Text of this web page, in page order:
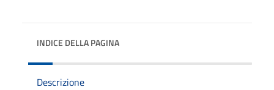
INDICE DELLA PAGINA
Descrizione